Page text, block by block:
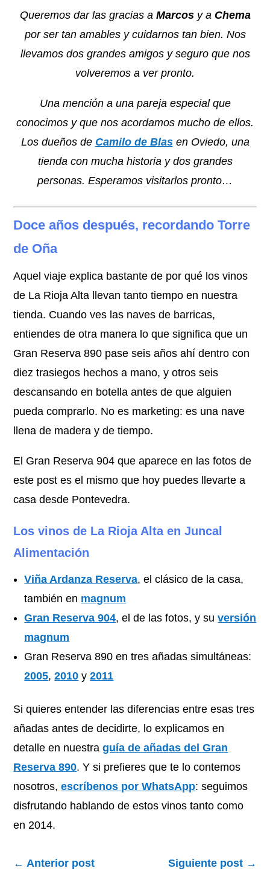
Queremos dar las gracias a Marcosy a Chema
por ser tan amables y cuidarnos tan bien. Nos
llevamos dos grandes amigos y seguro que nos
volveremos a ver pronto.
Una mención a una pareja especial que
conocimos y que nos acordamos mucho de ellos.
Los dueños de Camilo de Blasen Oviedo, una
tienda con mucha historia y dos grandes
personas. Esperamos visitarlos pronto…
Doce años después, recordando Torre
de Oña
Aquel viaje explica bastante de por qué los vinos
de La Rioja Alta llevan tanto tiempo en nuestra
tienda. Cuando ves las naves de barricas,
entiendes de otra manera lo que significa que un
Gran Reserva 890 pase seis años ahí dentro con
diez trasiegos hechos a mano, y otros seis
descansando en botella antes de que alguien
pueda comprarlo. No es marketing: es una nave
llena de madera y de tiempo.
El Gran Reserva 904 que aparece en las fotos de
este post es el mismo que hoy puedes llevarte a
casa desde Pontevedra.
Los vinos de La Rioja Alta en Juncal
Alimentación
Viña Ardanza Reserva, el clásico de la casa,
también en magnum
Gran Reserva 904, el de las fotos, y suversión
magnum
Gran Reserva 890 en tres añadas simultáneas:
2005,2010 y2011
Si quieres entender las diferencias entre esas tres
añadas antes de decidirte, lo explicamos en
detalle en nuestraguía de añadas del Gran
Reserva 890. Y si prefieres que te lo contemos
nosotros,escríbenos por WhatsApp: seguimos
disfrutando hablando de estos vinos tanto como
en 2014.
←Anterior post Siguiente post→